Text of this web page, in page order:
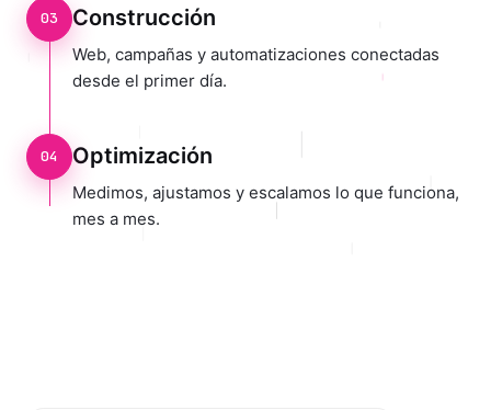
03 Construcción
Web, campañas y automatizaciones conectadas
desde el primer día.
04 Optimización
Medimos, ajustamos y escalamos lo que funciona,
mes a mes.